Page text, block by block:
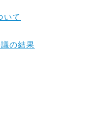
いて
の結果